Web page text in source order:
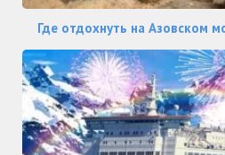
Где отдохнуть на Азовском